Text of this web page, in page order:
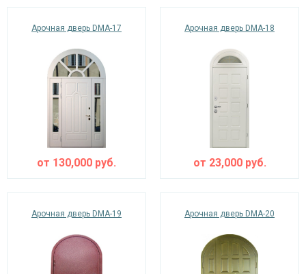
Арочная дверь DMA-17
от 130,000 руб.
Арочная дверь DMA-18
от 23,000руб.
Арочная дверь DMA-19 Арочная дверь DMA-20